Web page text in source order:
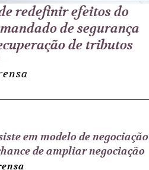
redefinir efeitos do
de segurança
de tributos
em modelo de negociação
de ampliar negociação